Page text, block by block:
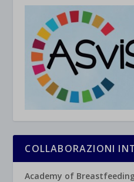
COLLABORAZIONI
Academy of